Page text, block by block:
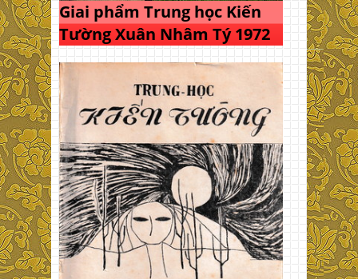
Giai phẩm Trung học Kiến
Tường Xuân Nhâm Tý 1972